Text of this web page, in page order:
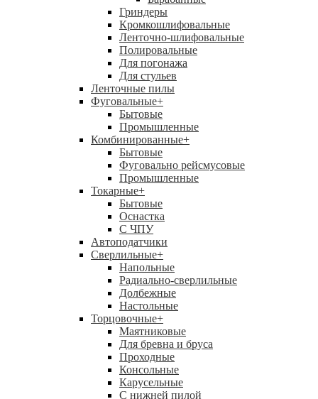
Гриндеры
Кромкошлифовальные
Ленточно-шлифовальные
Полировальные
Для погонажа
Для стульев
Ленточные пилы
Фуговальные+
Бытовые
Промышленные
Комбинированные+
Бытовые
Фуговально рейсмусовые
Промышленные
Токарные+
Бытовые
Оснастка
С ЧПУ
Автоподатчики
Сверлильные+
Напольные
Радиально-сверлильные
Долбежные
Настольные
Торцовочные+
Маятниковые
Для бревна и бруса
Проходные
Консольные
Карусельные
С нижней пилой